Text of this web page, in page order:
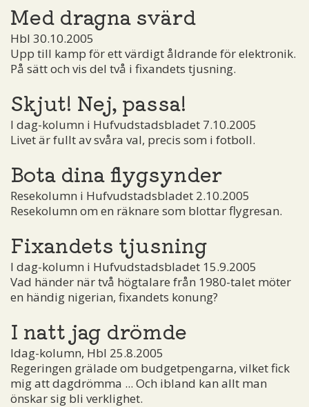
Med dragna svärd
Hbl 30.10.2005
Upp till kamp för ett värdigt åldrande för elektronik.
På sätt och vis del två i fixandets tjusning.
Skjut! Nej, passa!
I dag-kolumn i Hufvudstadsbladet 7.10.2005
Livet är fullt av svåra val, precis som i fotboll.
Bota dina flygsynder
Resekolumn i Hufvudstadsbladet 2.10.2005
Resekolumn om en räknare som blottar flygresan.
Fixandets tjusning
I dag-kolumn i Hufvudstadsbladet 15.9.2005
Vad händer när två högtalare från 1980-talet möter
en händig nigerian, fixandets konung?
I natt jag drömde
Idag-kolumn, Hbl 25.8.2005
Regeringen grälade om budgetpengarna, vilket fick
mig att dagdrömma ... Och ibland kan allt man
önskar sig bli verklighet.